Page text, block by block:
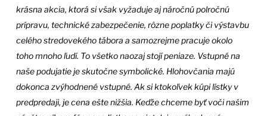
krásna akcia, ktorá si však vyžaduje aj náročnú polročnú
prípravu, technické zabezpečenie, rôzne poplatky či výstavbu
celého stredovekého tábora a samozrejme pracuje okolo
toho mnoho ľudí. To všetko naozaj stojí peniaze. Vstupné na
naše podujatie je skutočne symbolické. Hlohovčania majú
dokonca zvýhodnené vstupné. Ak si ktokoľvek kúpi lístky v
predpredaji, je cena ešte nižšia. Keďže chceme byť voči našim